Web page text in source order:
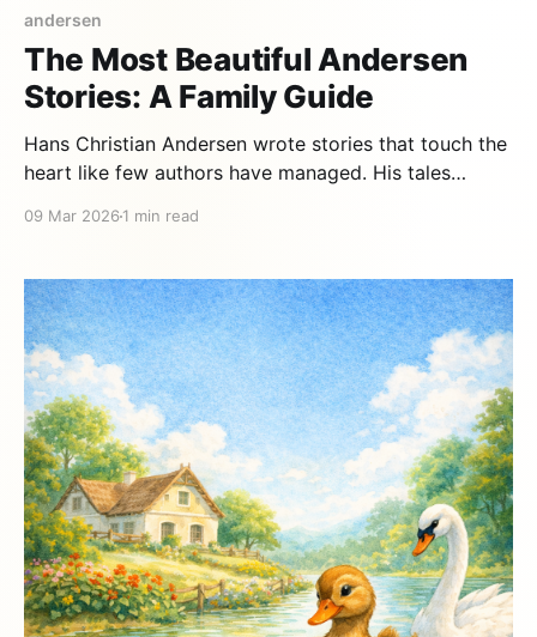
andersen
The Most Beautiful Andersen
Stories: A Family Guide
Hans Christian Andersen wrote stories that touch the
heart like few authors have managed. His tales
acceptance Best age: 3-5 | Theme:
09 Mar 2026 1 min read